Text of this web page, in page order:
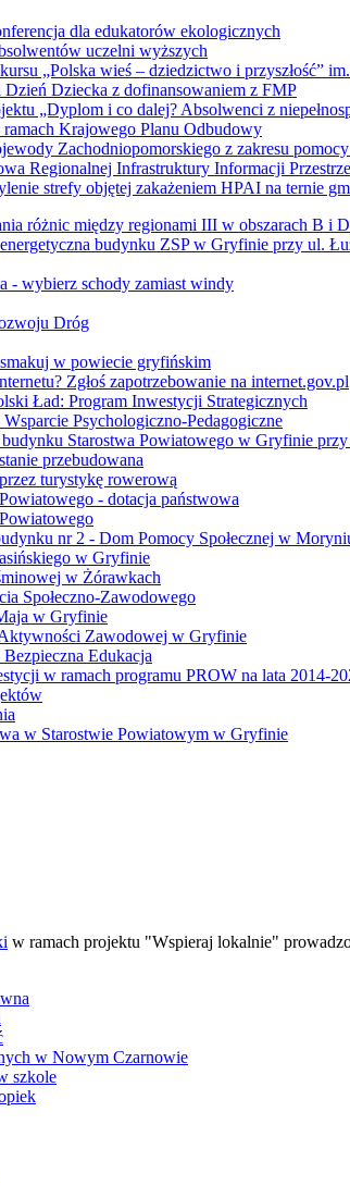
dla edukatorów ekologicznych
uczelni wyższych
„Polska wieś – dziedzictwo i przyszłość”
Dziecka z dofinansowaniem z FMP
„Dyplom i co dalej? Absolwenci z
ramach Krajowego Planu Odbudowy
Zachodniopomorskiego z zakresu pomocy
Regionalnej Infrastruktury Informacji
strefy objętej zakażeniem HPAI na ternie
w ramach projektu "Wspieraj lokalnie"